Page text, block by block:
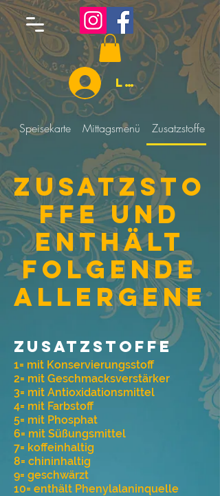
Log In
Speisekarte Mittagsmenü Zusatzstoffe
Zusatzsto
ffe und
Enthält
folgende
Allergene
Zusatzstoffe
1= mit Konservierungsstoff
2= mit Geschmacksverstärker
3= mit Antioxidationsmittel
4= mit Farbstoff
5= mit Phosphat
6= mit Süßungsmittel
7= koffeinhaltig
8= chininhaltig
9= geschwärzt
10= enthält Phenylalaninquelle